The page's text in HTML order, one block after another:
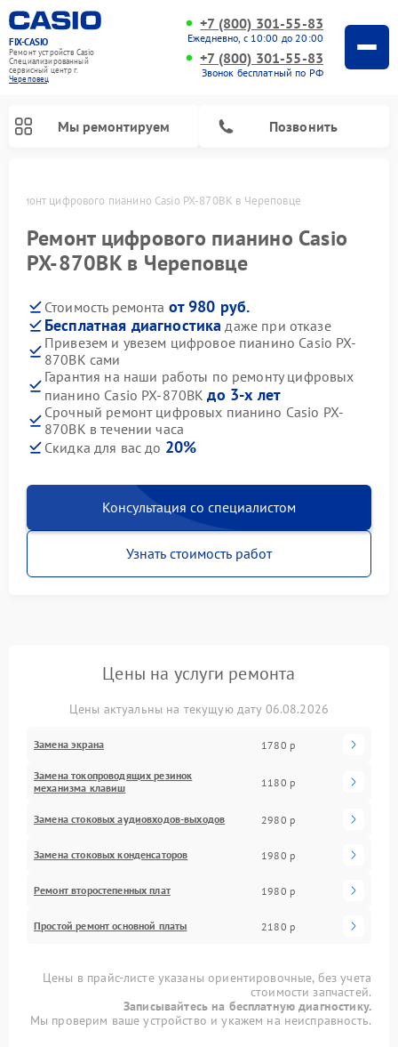
FIX-CASIO
Ремонт устройств Casio
Специализированный
cервисный центр г.
Череповец
+7 (800) 301-55-83
Ежедневно, с 10:00 до 20:00
+7 (800) 301-55-83
Звонок бесплатный по РФ
Мы ремонтируем Позвонить
Ремонт цифрового пианино Casio PX-870BK в Череповце
Ремонт цифрового пианино Casio
PX-870BK в Череповце
Стоимость ремонта от 980 руб.
Бесплатная диагностика даже при отказе
Привезем и увезем цифровое пианино Casio PX-
870BK сами
Гарантия на наши работы по ремонту цифровых
пианино Casio PX-870BKдо 3-х лет
Срочный ремонт цифровых пианино Casio PX-
870BK в течении часа
Скидка для вас до 20%
Консультация со специалистом
Узнать стоимость работ
Цены на услуги ремонта
Цены актуальны на текущую дату 06.08.2026
Замена экрана 1780 р
Замена токопроводящих резинок
механизма клавиш
1180 р
Замена стоковых аудиовходов-выходов 2980 р
Замена стоковых конденсаторов 1980 р
Ремонт второстепенных плат 1980 р
Простой ремонт основной платы 2180 р
Цены в прайс-листе указаны ориентировочные, без учета
стоимости запчастей.
Записывайтесь на бесплатную диагностику.
Мы проверим ваше устройство и укажем на неисправность.